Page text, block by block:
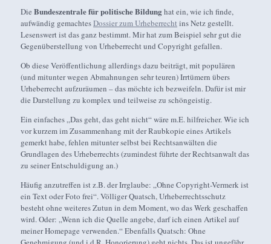
DieBundeszentrale für politische Bildunghat ein, wie ich finde,
aufwändig gemachtesDossier zum Urheberrecht ins Netz gestellt.
Lesenswert ist das ganz bestimmt. Mir hat zum Beispiel sehr gut die
Gegenüberstellung von Urheberrecht und Copyright gefallen.
Ob diese Veröffentlichung allerdings dazu beiträgt, mit populären
(und mitunter wegen Abmahnungen sehr teuren) Irrtümern übers
Urheberrecht aufzuräumen – das möchte ich bezweifeln. Dafür ist mir
die Darstellung zu komplex und teilweise zu schöngeistig.
Ein einfaches „Das geht, das geht nicht“ wäre m.E. hilfreicher. Wie ich
vor kurzem im Zusammenhang mit der Raubkopie eines Artikels
gemerkt habe, fehlen mitunter selbst bei Rechtsanwälten die
Grundlagen des Urheberrechts (zumindest führte der Rechtsanwalt das
zu seiner Entschuldigung an.)
Häufig anzutreffen ist z.B. der Irrglaube: „Ohne Copyright-Vermerk ist
ein Text oder Foto frei“. Völliger Quatsch, Urheberrechtsschutz
besteht ohne weiteres Zutun in dem Moment, wo das Werk geschaffen
wird. Oder: „Wenn ich die Quelle angebe, darf ich einen Artikel auf
meiner Homepage verwenden.“ Ebenfalls Quatsch: Ohne